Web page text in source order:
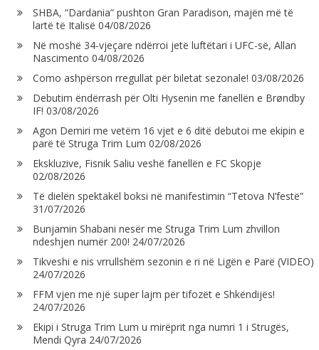
SHBA, “Dardania” pushton Gran Paradison, majën më të
lartë të Italisë 04/08/2026
Në moshë 34-vjeçare ndërroi jetë luftëtari i UFC-së, Allan
Nascimento 04/08/2026
Como ashpërson rregullat për biletat sezonale! 03/08/2026
Debutim ëndërrash për Olti Hysenin me fanellën e Brøndby
IF! 03/08/2026
Agon Demiri me vetëm 16 vjet e 6 ditë debutoi me ekipin e
parë të Struga Trim Lum 02/08/2026
Ekskluzive, Fisnik Saliu veshë fanellën e FC Skopje
02/08/2026
Të dielën spektakël boksi në manifestimin “Tetova N’festë”
31/07/2026
Bunjamin Shabani nesër me Struga Trim Lum zhvillon
ndeshjen numër 200! 24/07/2026
Tikveshi e nis vrrullshëm sezonin e ri në Ligën e Parë (VIDEO)
24/07/2026
FFM vjen me një super lajm për tifozët e Shkëndijës!
24/07/2026
Ekipi i Struga Trim Lum u mirëprit nga numri 1 i Strugës,
Mendi Qyra 24/07/2026